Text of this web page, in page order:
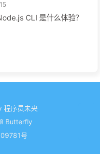
CLI 是什么体验？
序员未央
Butterfly
号